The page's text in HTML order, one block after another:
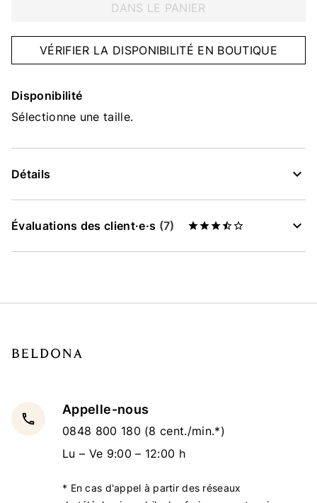
DANS LE PANIER
VÉRIFIER LA DISPONIBILITÉ EN BOUTIQUE
Disponibilité
Sélectionne une taille.
Détails
Évaluations des client·e·s (7)
local_phone
Appelle-nous
0848 800 180 (8 cent./min.*)
Lu – Ve 9:00 – 12:00 h
* En cas d'appel à partir des réseaux